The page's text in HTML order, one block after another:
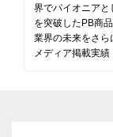
界でパイオニア
を突破したPB商
業界の未来をさら
メディア掲載実績